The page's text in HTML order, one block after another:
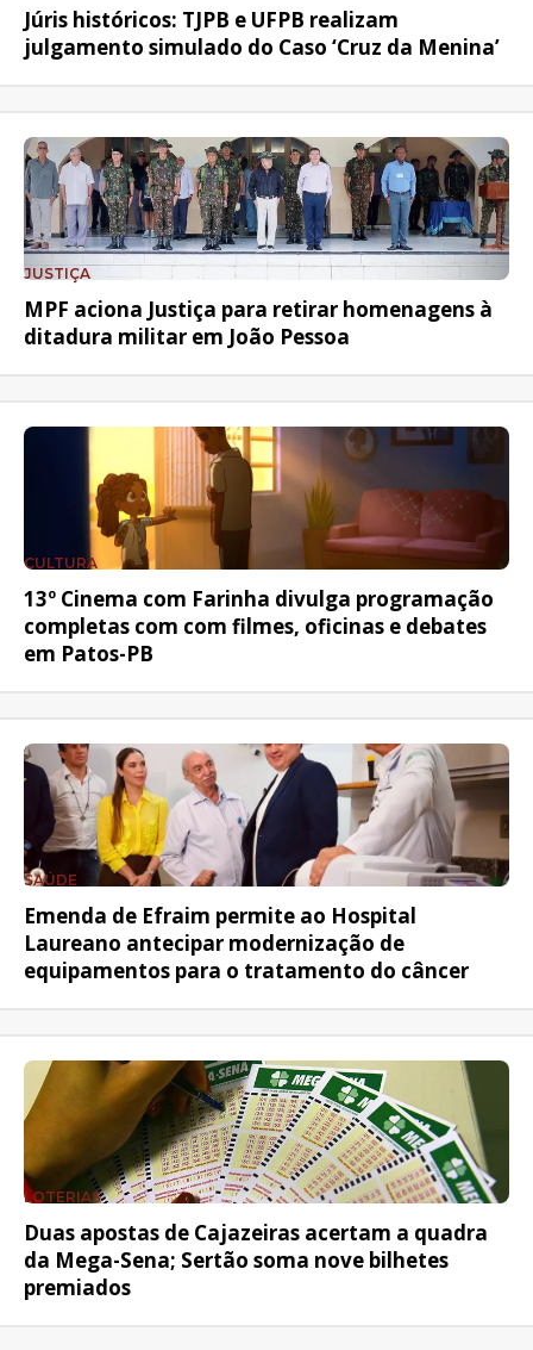
Júris históricos: TJPB e UFPB realizam
julgamento simulado do Caso ‘Cruz da Menina’
JUSTIÇA
MPF aciona Justiça para retirar homenagens à
ditadura militar em João Pessoa
CULTURA
13º Cinema com Farinha divulga programação
completas com com filmes, oficinas e debates
em Patos-PB
SAÚDE
Emenda de Efraim permite ao Hospital
Laureano antecipar modernização de
equipamentos para o tratamento do câncer
LOTERIAS
Duas apostas de Cajazeiras acertam a quadra
da Mega-Sena; Sertão soma nove bilhetes
premiados